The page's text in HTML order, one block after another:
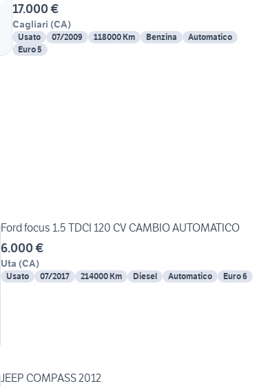
17.000 €
Cagliari (CA)
Usato 07/2009 118000 Km Benzina
Automatico
Euro 5
Ford focus 1.5 TDCI 120 CV CAMBIO AUTOMATICO
6.000 €
Uta (CA)
Usato 07/2017 214000 Km Diesel Automatico Euro 6
JEEP COMPASS 2012